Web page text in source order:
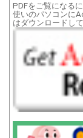
PDFをご覧になる
使いのパソコンに
はダウンロードして